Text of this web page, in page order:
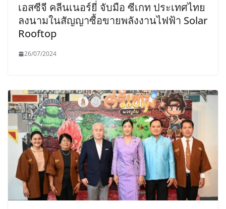
เอสซีจี คลีนเนอร์ยี่ จับมือ ซีเกท ประเทศไทย
ลงนามในสัญญาซื้อขายพลังงานไฟฟ้า Solar
Rooftop
26/07/2024